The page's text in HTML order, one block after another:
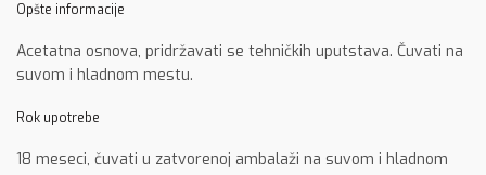
Opšte informacije
Acetatna osnova, pridržavati se tehničkih uputstava. Čuvati na
suvom i hladnom mestu.
Rok upotrebe
18 meseci, čuvati u zatvorenoj ambalaži na suvom i hladnom